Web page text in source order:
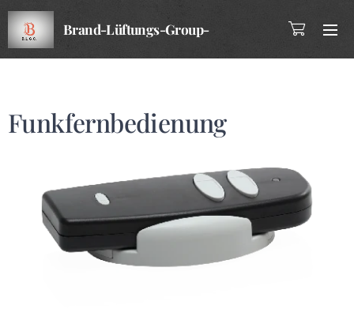
Brand-Lüftungs-Group-
Funkfernbedienung